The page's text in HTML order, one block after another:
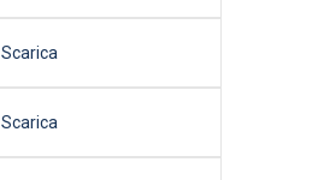
Scarica
Scarica